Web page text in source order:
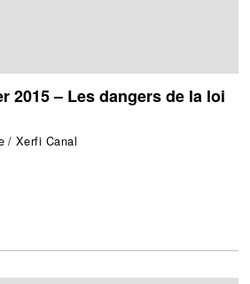
2015 – Les dangers de la loi
/ Xerfi Canal